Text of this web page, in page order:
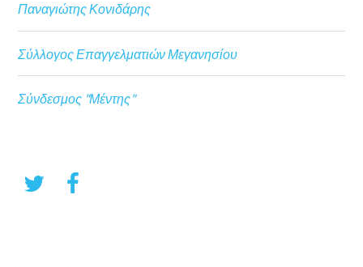
Παναγιώτης Κονιδάρης
Σύλλογος Επαγγελματιών Μεγανησίου
Σύνδεσμος "Μέντης"